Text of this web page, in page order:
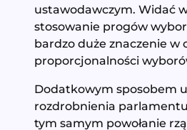
ustawodawczym. Widać
stosowanie progów
bardzo duże znaczenie w
proporcjonalności
Dodatkowym sposobem
rozdrobnienia
tym samym powołanie